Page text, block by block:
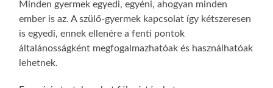
Minden gyermek egyedi, egyéni, ahogyan minden
ember is az. A szülő-gyermek kapcsolat így kétszeresen
is egyedi, ennek ellenére a fenti pontok
általánosságként megfogalmazhatóak és használhatóak
lehetnek.